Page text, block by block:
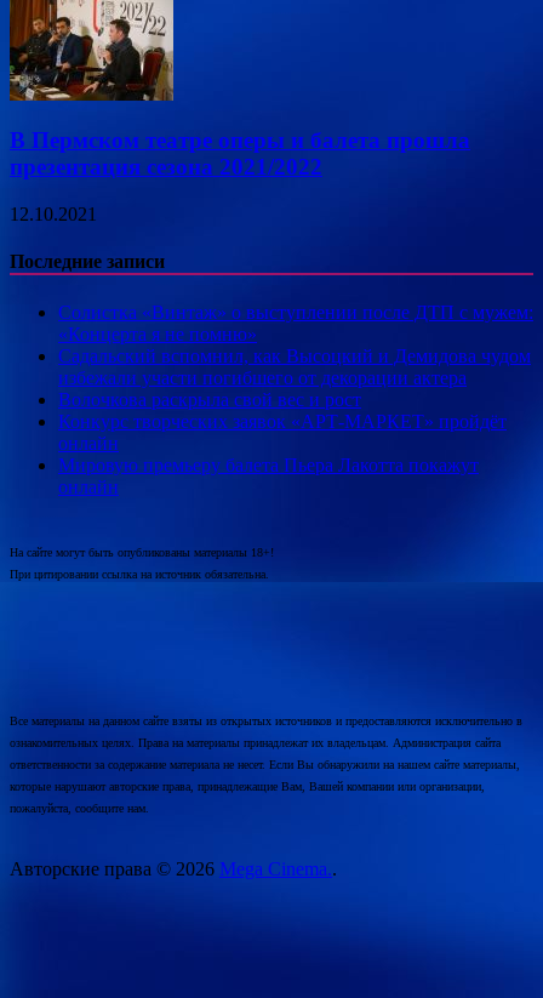
В Пермском театре оперы и балета прошла
презентация сезона 2021/2022
12.10.2021
Последние записи
Солистка «Винтаж» о выступлении после ДТП с мужем:
«Концерта я не помню»
Садальский вспомнил, как Высоцкий и Демидова чудом
избежали участи погибшего от декорации актера
Волочкова раскрыла свой вес и рост
Конкурс творческих заявок «АРТ-МАРКЕТ» пройдёт
онлайн
Мировую премьеру балета Пьера Лакотта покажут
онлайн
На сайте могут быть опубликованы материалы 18+!
При цитировании ссылка на источник обязательна.
Все материалы на данном сайте взяты из открытых источников и предоставляются исключительно в
ознакомительных целях. Права на материалы принадлежат их владельцам. Администрация сайта
ответственности за содержание материала не несет. Если Вы обнаружили на нашем сайте материалы,
которые нарушают авторские права, принадлежащие Вам, Вашей компании или организации,
пожалуйста, сообщите нам.
Авторские права © 2026 Mega Cinema..